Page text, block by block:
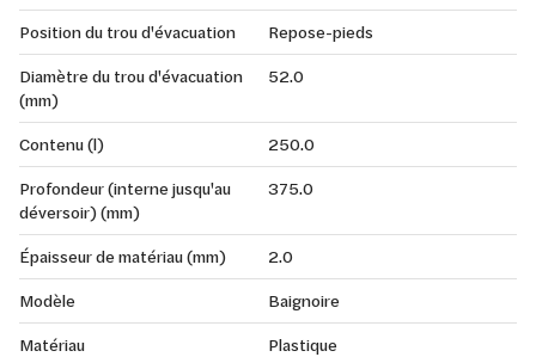
Position du trou d'évacuation
Repose-pieds
Diamètre du trou d'évacuation
(mm)
52.0
Contenu (l)
250.0
Profondeur (interne jusqu'au
déversoir) (mm)
375.0
Épaisseur de matériau (mm)
2.0
Modèle
Baignoire
Matériau
Plastique